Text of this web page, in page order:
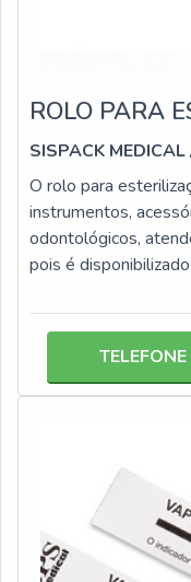
ROLO PARA
SISPACK MEDICAL
O rolo para
instrumentos,
odontológicos,
pois é
de hidrogênio;
filme multilaminado
camadas sobre o
TELEFONE